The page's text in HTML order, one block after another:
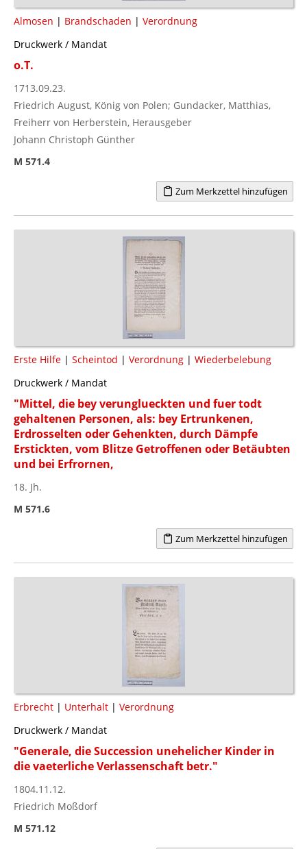
Almosen | Brandschaden | Verordnung
Druckwerk / Mandat
o.T.
1713.09.23.
Friedrich August, König von Polen; Gundacker, Matthias,
Freiherr von Herberstein, Herausgeber
Johann Christoph Günther
M 571.4
Zum Merkzettel hinzufügen
Erste Hilfe | Scheintod | Verordnung | Wiederbelebung
Druckwerk / Mandat
"Mittel, die bey verunglueckten und fuer todt
gehaltenen Personen, als: bey Ertrunkenen,
Erdrosselten oder Gehenkten, durch Dämpfe
Erstickten, vom Blitze Getroffenen oder Betäubten
und bei Erfrornen,
18. Jh.
M 571.6
Zum Merkzettel hinzufügen
Erbrecht | Unterhalt | Verordnung
Druckwerk / Mandat
"Generale, die Succession unehelicher Kinder in
die vaeterliche Verlassenschaft betr."
1804.11.12.
Friedrich Moßdorf
M 571.12